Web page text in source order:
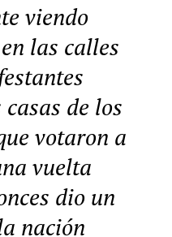
viendo
las calles
de los
votaron a
vuelta
dio un
nación